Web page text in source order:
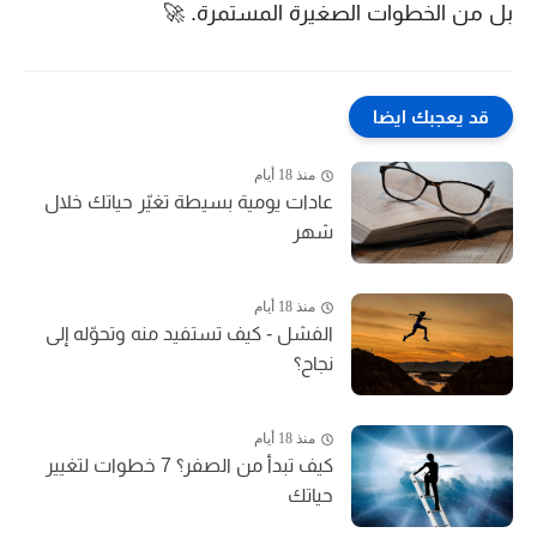
بل من الخطوات الصغيرة المستمرة. 🚀
قد يعجبك ايضا
منذ 18 أيام
عادات يومية بسيطة تغيّر حياتك خلال
شهر
منذ 18 أيام
الفشل - كيف تستفيد منه وتحوّله إلى
نجاح؟
منذ 18 أيام
كيف تبدأ من الصفر؟ 7 خطوات لتغيير
حياتك